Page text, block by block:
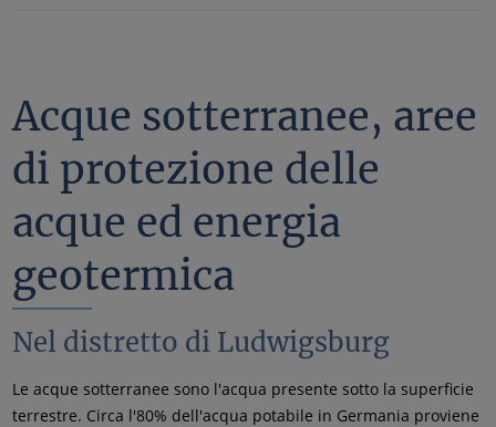
Acque sotterranee, aree
di protezione delle
acque ed energia
geotermica
Nel distretto di Ludwigsburg
Le acque sotterranee sono l'acqua presente sotto la superficie
terrestre. Circa l'80% dell'acqua potabile in Germania proviene